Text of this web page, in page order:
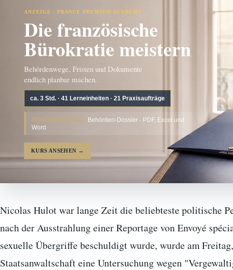
ANZEIGE · FRANCE PREMIUM ACADEMY
Die französische
Bürokratie meistern
Behördenwege, Fristen und Dokumente
endlich planbar machen.
ca. 3 Std. · 41 Lerneinheiten · 21 Praxisaufträge
BONUSMATERIAL: Behörden-Dossier · PDF, Excel und
Word
KURS ANSEHEN →
Nicolas Hulot war lange Zeit die beliebteste politische
nach der Ausstrahlung einer Reportage von Envoyé
sexuelle Übergriffe beschuldigt wurde, wurde am
Staatsanwaltschaft eine Untersuchung wegen